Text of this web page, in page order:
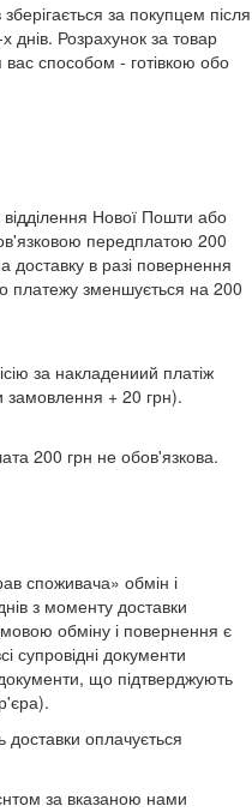
за покупцем після
Розрахунок за товар
вас способом - готівкою обо
відділення Нової Пошти або
передплатою 200
доставку в разі повернення
платежу зменшується на 200
за накладениий платіж
замовлення + 20 грн).
200 грн не обов'язкова.
споживача» обмін і
з моменту доставки
обміну і повернення є
супровідні документи
що підтверджують
доставки оплачується
за вказаною нами